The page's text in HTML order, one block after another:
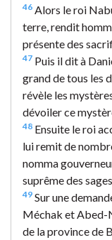
46 Alors le roi
terre, rendit
présente des
47 Puis il dit à
grand de tous les
révèle les
dévoiler ce
48 Ensuite le roi
lui remit de
nomma
suprême des
49 Sur une
Méchak et Abed-
de la province de